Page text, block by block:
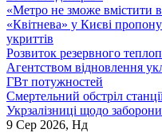
«Метро не зможе вмістити
«Квітнева» у Києві
укриттів
Розвиток резервного
Агентством відновлення
ГВт потужностей
Смертельний обстріл
Укрзалізниці щодо заборони
9 Сер 2026, Нд